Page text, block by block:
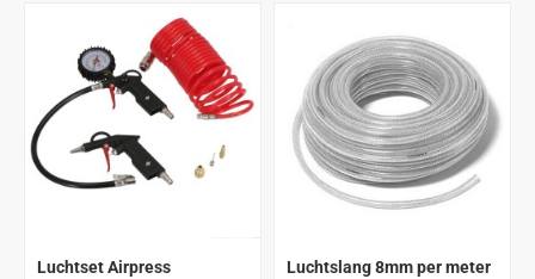
Luchtset Airpress Luchtslang 8mm per meter